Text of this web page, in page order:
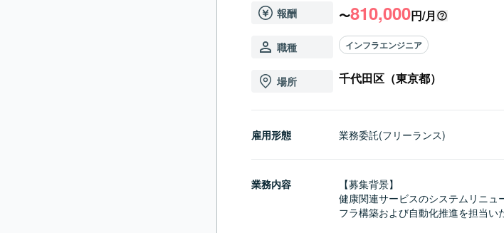
報酬 〜810,000円/月
職種 インフラエンジニア
場所 千代田区（東京都）
雇用形態 業務委託(フリーランス)
業務内容
【募集背景】
健康関連サービスのシステムリニュ
フラ構築および自動化推進を担当い